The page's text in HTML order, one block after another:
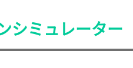
シミュレーター